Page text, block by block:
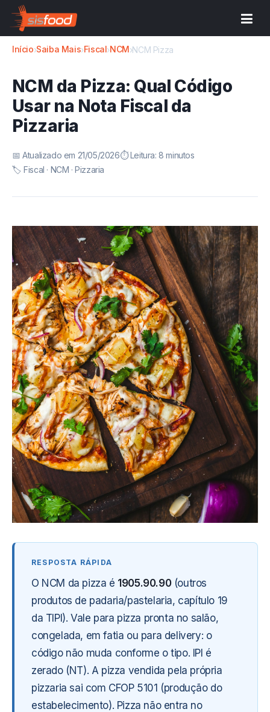
Início›Saiba Mais›Fiscal›NCM›NCM Pizza
NCM da Pizza: Qual Código
Usar na Nota Fiscal da
Pizzaria
📅 Atualizado em 21/05/2026⏱️ Leitura: 8 minutos
🏷️ Fiscal · NCM · Pizzaria
O NCM da pizza é 1905.90.90(outros
produtos de padaria/pastelaria, capítulo 19
da TIPI). Vale para pizza pronta no salão,
congelada, em fatia ou para delivery: o
código não muda conforme o tipo. IPI é
zerado (NT). A pizza vendida pela própria
pizzaria sai com CFOP 5101 (produção do
estabelecimento). Pizza não entra no